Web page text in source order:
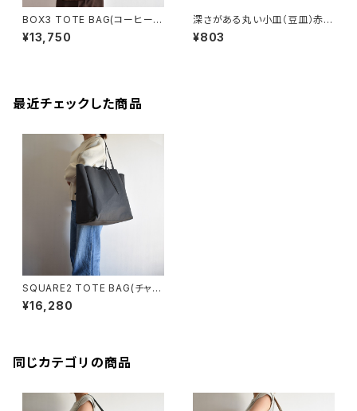
BOX3 TOTE BAG(コーヒー/
ブラウン）
¥13,750
深さがある丸い小皿（豆皿）赤土
×乳濁灰釉
¥803
最近チェックした商品
SQUARE2 TOTE BAG(チャコ
ール/グレー）
¥16,280
同じカテゴリの商品